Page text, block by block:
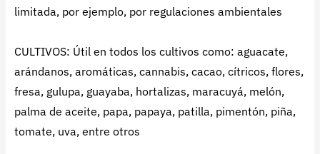
limitada, por ejemplo, por regulaciones ambientales
CULTIVOS: Útil en todos los cultivos como: aguacate,
arándanos, aromáticas, cannabis, cacao, cítricos, flores,
fresa, gulupa, guayaba, hortalizas, maracuyá, melón,
palma de aceite, papa, papaya, patilla, pimentón, piña,
tomate, uva, entre otros